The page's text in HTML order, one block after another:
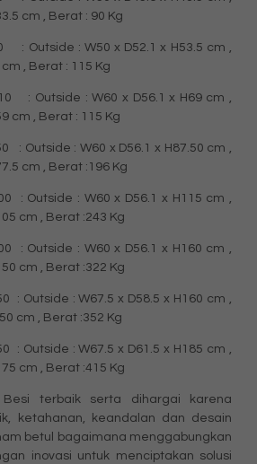
cm , Berat : 90 Kg
: Outside : W50 x D52.1 x H53.5 cm ,
cm , Berat : 115 Kg
: Outside : W60 x D56.1 x H69 cm ,
cm , Berat : 115 Kg
: Outside : W60 x D56.1 x H87.50 cm ,
cm , Berat :196 Kg
: Outside : W60 x D56.1 x H115 cm ,
cm , Berat :243 Kg
: Outside : W60 x D56.1 x H160 cm ,
cm , Berat :322 Kg
: Outside : W67.5 x D58.5 x H160 cm ,
cm , Berat :352 Kg
: Outside : W67.5 x D61.5 x H185 cm ,
cm , Berat :415 Kg
terbaik serta dihargai karena
ketahanan, keandalan dan desain
betul bagaimana menggabungkan
inovasi untuk menciptakan solusi